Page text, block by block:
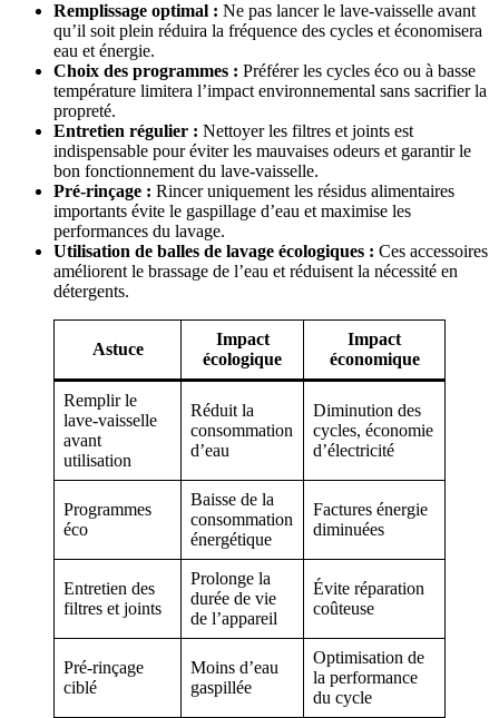
Remplissage optimal : Ne pas lancer le lave-vaisselle avant
qu’il soit plein réduira la fréquence des cycles et économisera
eau et énergie.
Choix des programmes : Préférer les cycles éco ou à basse
température limitera l’impact environnemental sans sacrifier la
propreté.
Entretien régulier : Nettoyer les filtres et joints est
indispensable pour éviter les mauvaises odeurs et garantir le
bon fonctionnement du lave-vaisselle.
Pré-rinçage : Rincer uniquement les résidus alimentaires
importants évite le gaspillage d’eau et maximise les
performances du lavage.
Utilisation de balles de lavage écologiques : Ces accessoires
améliorent le brassage de l’eau et réduisent la nécessité en
détergents.
Astuce
Impact
écologique
Impact
économique
Remplir le
lave-vaisselle
avant
utilisation
Réduit la
consommation
d’eau
Diminution des
cycles, économie
d’électricité
Programmes
éco
Baisse de la
consommation
énergétique
Factures énergie
diminuées
Entretien des
filtres et joints
Prolonge la
durée de vie
de l’appareil
Évite réparation
coûteuse
Pré-rinçage
ciblé
Moins d’eau
gaspillée
Optimisation de
la performance
du cycle